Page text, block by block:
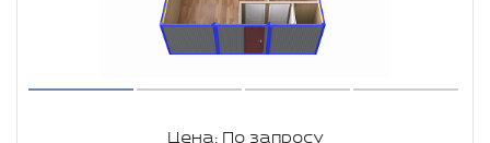
Цена: По запросу